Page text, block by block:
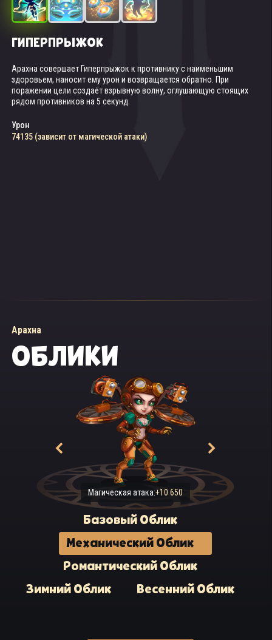
ГИПЕРПРЫЖОК
Арахна совершает Гиперпрыжок к противнику с наименьшим
здоровьем, наносит ему урон и возвращается обратно. При
поражении цели создаёт взрывную волну, оглушающую стоящих
рядом противников на 5 секунд.
Урон
74135 (зависит от магической атаки)
РОБОТ-ПОДРЫВНИК
Вызывает чудовище, которое врезается в первого встреченного
противника, взрывается и оглушает противников на 2 секунды.
Урон от взрыва
МИННОЕ ПОЛЕ
Арахна активирует минное поле под ближайшими противниками,
нанося им чистый урон.
Чистый урон
ПЛАЗМЕННЫЙ ВЗРЫВ
Если во время Гиперпрыжка у цели становится меньше 20%
здоровья, Арахна наносит дополнительный чистый урон.
Чистый урон
Арахна
ОБЛИКИ
Магическая атака:+10 650
Базовый Облик
Механический Облик
Романтический Облик
Зимний Облик
Весенний Облик